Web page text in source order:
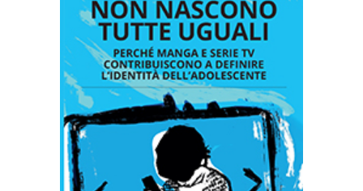
AGGIUNGI AL CARRELLO